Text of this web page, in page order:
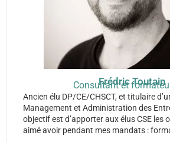
Frédric Toutain
Consultant et
Ancien élu DP/CE/CHSCT, et titulaire
Management et Administration des
objectif est d’apporter aux élus CSE les
aimé avoir pendant mes mandats :